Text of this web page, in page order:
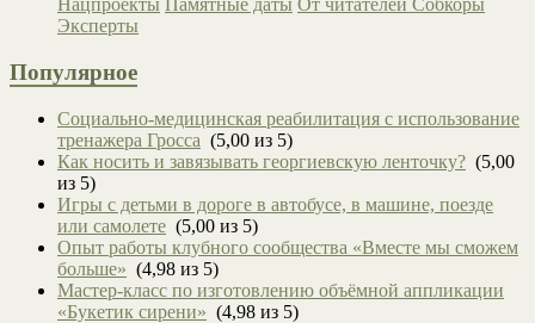
Нацпроекты Памятные даты От читателей Собкоры
Эксперты
Популярное
Социально-медицинская реабилитация с использование
тренажера Гросса (5,00 из 5)
Как носить и завязывать георгиевскую ленточку? (5,00
из 5)
Игры с детьми в дороге в автобусе, в машине, поезде
или самолете (5,00 из 5)
Опыт работы клубного сообщества «Вместе мы сможем
больше» (4,98 из 5)
Мастер-класс по изготовлению объёмной аппликации
«Букетик сирени» (4,98 из 5)